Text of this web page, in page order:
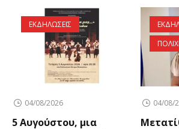
ΕΚΔΗΛΩΣΕΙΣ
04/08/2026
5 Αυγούστου, μια
04/08/